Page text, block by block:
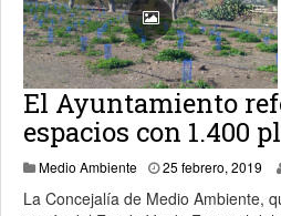
El Ayuntamiento
espacios con 1.400
Medio Ambiente 25 febrero, 2019
La Concejalía de Medio Ambiente,